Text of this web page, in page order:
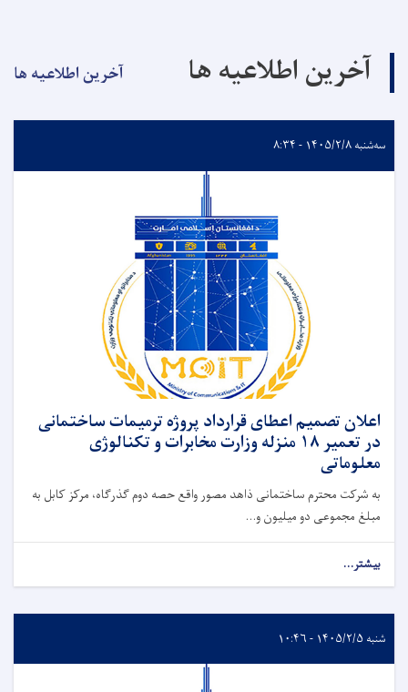
آخرین اطلاعیه ها آخرین اطلاعیه ها
سه‌شنبه ۱۴۰۵/۲/۸ - ۸:۳۴
اعلان تصمیم اعطای قرارداد پروژه ترمیمات ساختمانی
در تعمیر ۱۸ منزله وزارت مخابرات و تکنالوژی
معلوماتی
به شرکت محترم ساختمانی ذاهد مصور واقع حصه دوم گذرگاه، مرکز کابل به
مبلغ مجموعی دو میلیون و...
بیشتر...
شنبه ۱۴۰۵/۲/۵ - ۱۰:۴۶